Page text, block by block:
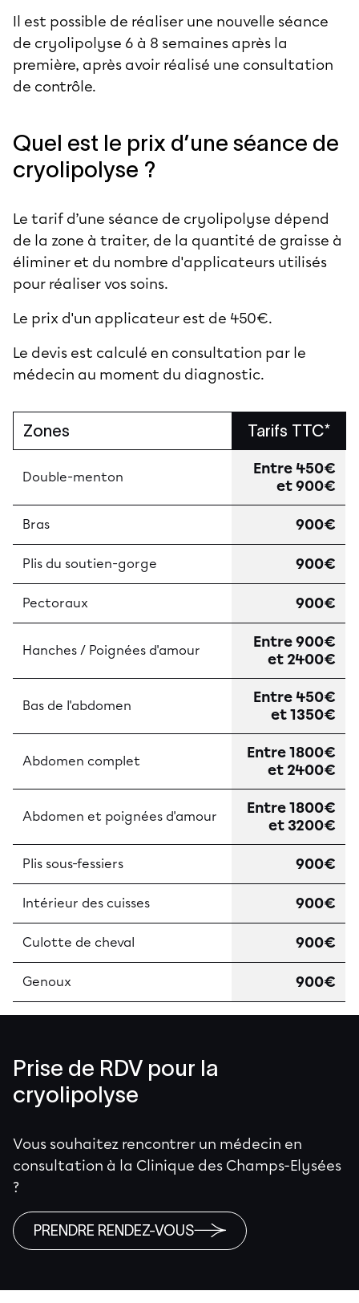
Il est possible de réaliser une nouvelle séance
de cryolipolyse 6 à 8 semaines après la
première, après avoir réalisé une consultation
de contrôle.
Quel est le prix d’une séance de
cryolipolyse ?
Le tarif d’une séance de cryolipolyse dépend
de la zone à traiter, de la quantité de graisse à
éliminer et du nombre d'applicateurs utilisés
pour réaliser vos soins.
Le prix d'un applicateur est de 450€.
Le devis est calculé en consultation par le
médecin au moment du diagnostic.
Zones Tarifs TTC*
Double-menton
Entre 450€
et 900€
Bras 900€
Plis du soutien-gorge 900€
Pectoraux 900€
Hanches / Poignées d'amour
Entre 900€
et 2400€
Bas de l'abdomen
Entre 450€
et 1350€
Abdomen complet
Entre 1800€
et 2400€
Abdomen et poignées d'amour
Entre 1800€
et 3200€
Plis sous-fessiers 900€
Intérieur des cuisses 900€
Culotte de cheval 900€
Genoux 900€
Prise de RDV pour la
cryolipolyse
Vous souhaitez rencontrer un médecin en
consultation à la Clinique des Champs-Elysées
?
PRENDRE RENDEZ-VOUS